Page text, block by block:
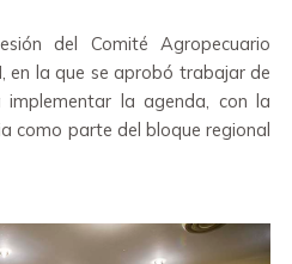
del Comité Agropecuario
en la que se aprobó trabajar de
la agenda, con la
como parte del bloque regional